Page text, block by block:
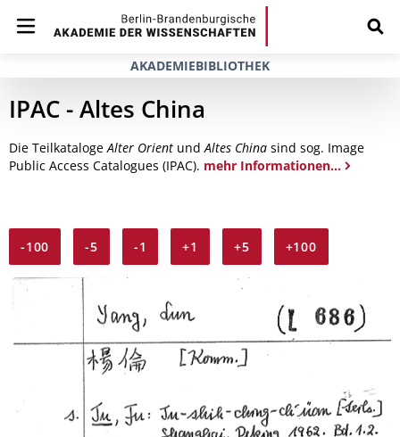
AKADEMIEBIBLIOTHEK
IPAC - Altes China
Die TeilkatalogeAlter Orient undAltes China sind sog. Image
Public Access Catalogues (IPAC). mehr Informationen...
-100 -5 -1 +1 +5 +100